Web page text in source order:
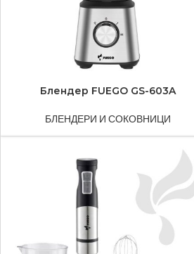
Блендер FUEGO GS-603A
БЛЕНДЕРИ И СОКОВНИЦИ